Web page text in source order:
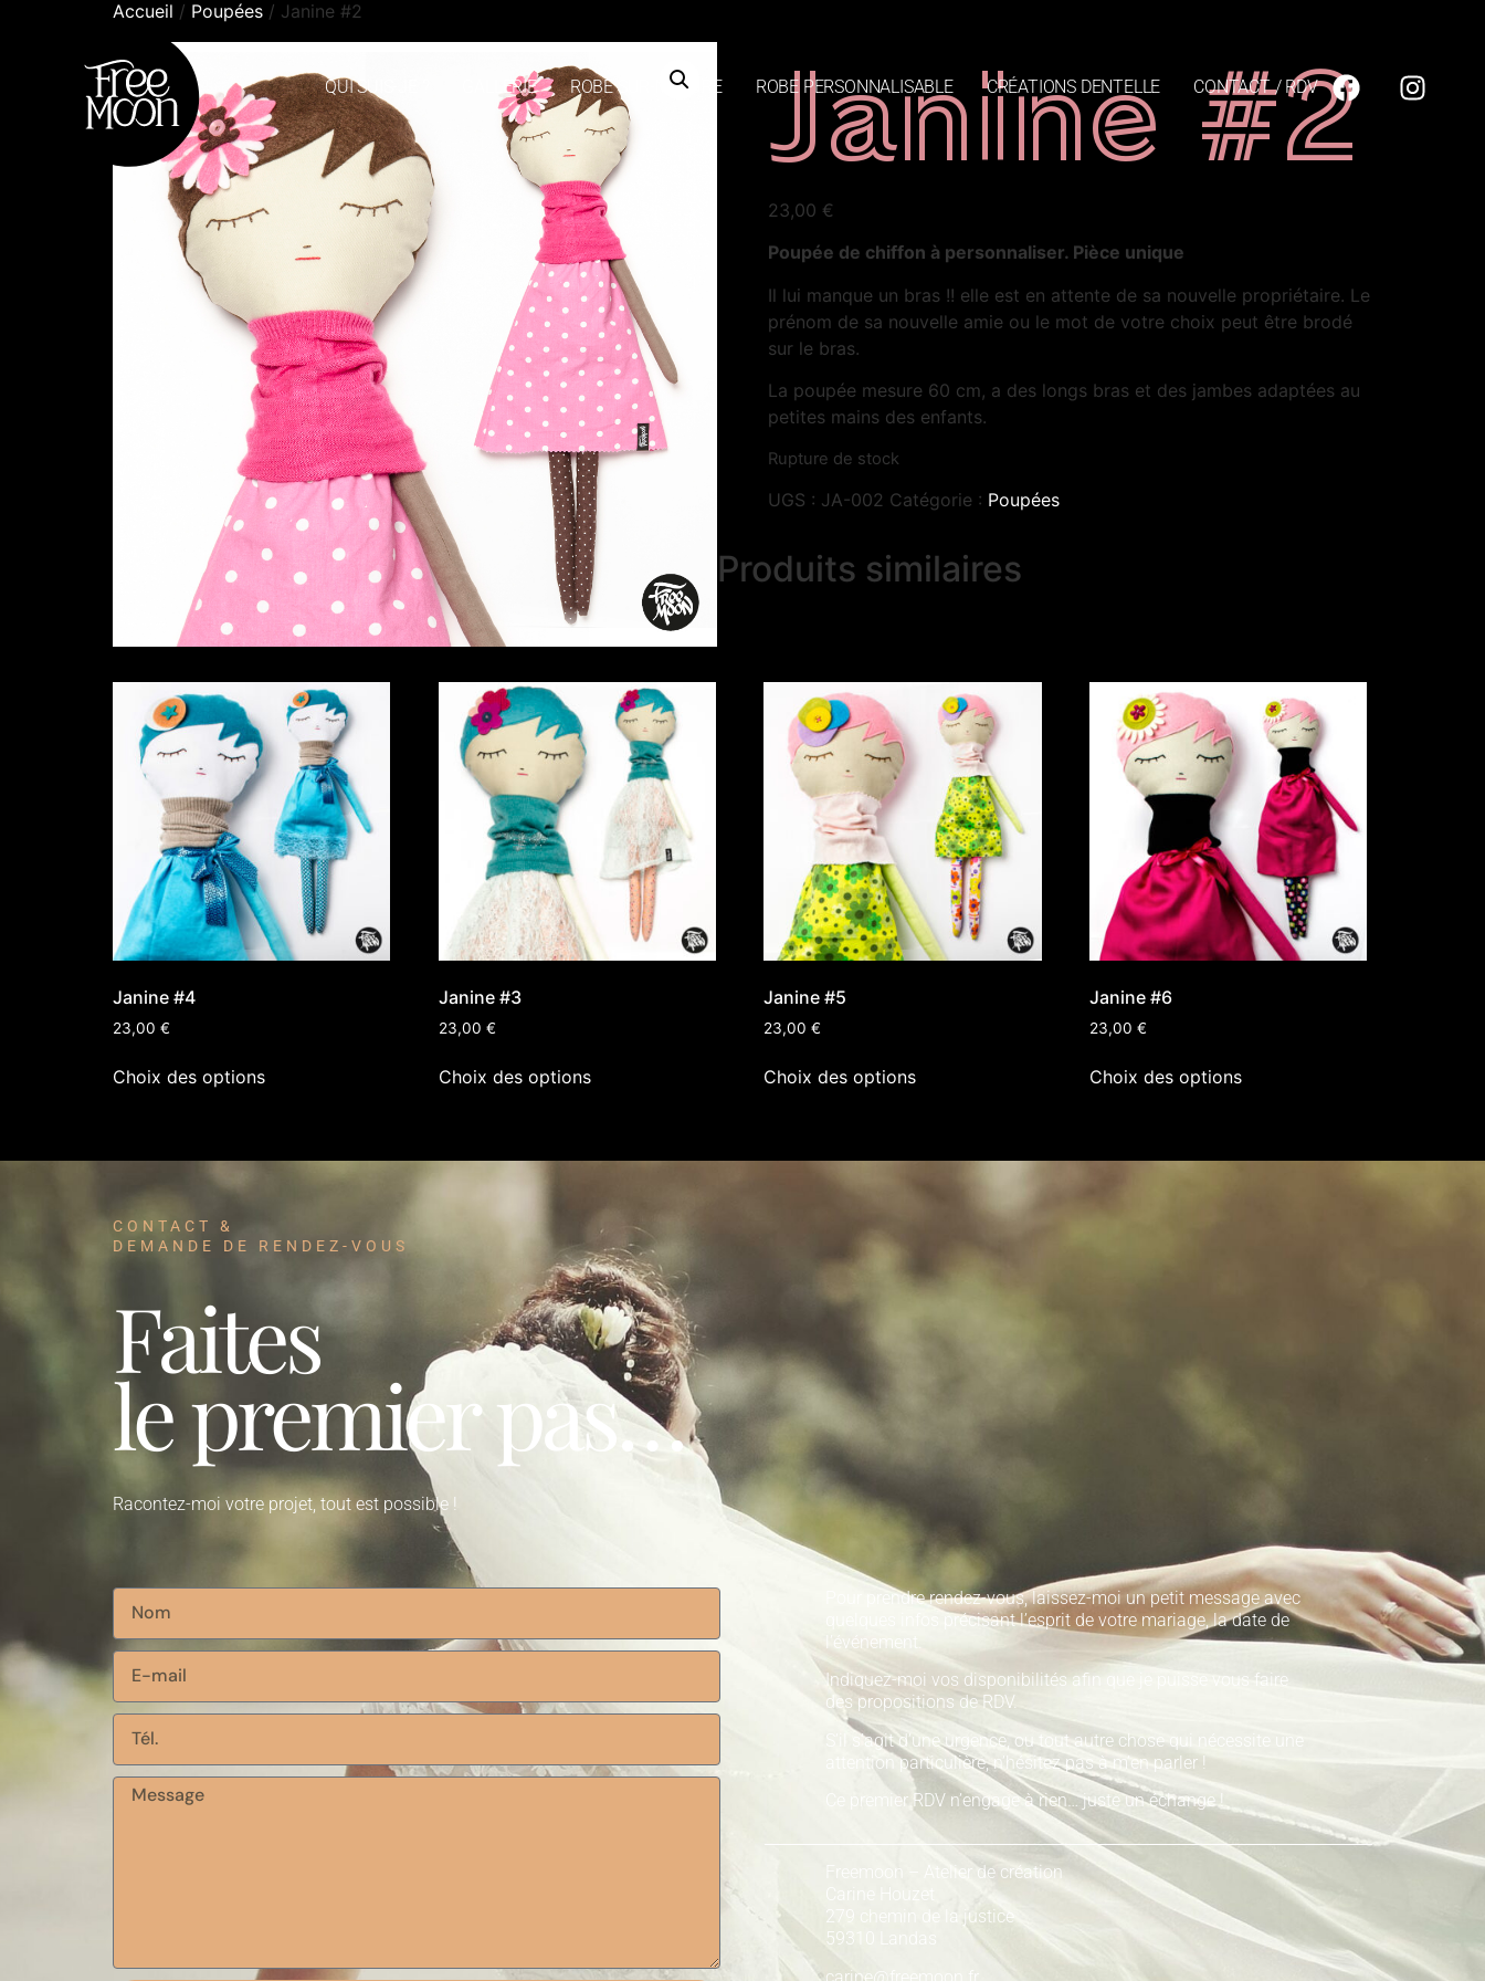
QUI SUIS-JE ? GALLERIE ROBE SUR-MESURE ROBE PERSONNALISABLE CRÉATIONS DENTELLE CONTACT / RDV
Accueil / Poupées / Janine #2
Janine #2
23,00 €
Poupée de chiffon à personnaliser. Pièce unique
Il lui manque un bras !! elle est en attente de sa nouvelle propriétaire. Le
prénom de sa nouvelle amie ou le mot de votre choix peut être brodé
sur le bras.
La poupée mesure 60 cm, a des longs bras et des jambes adaptées au
petites mains des enfants.
Rupture de stock
UGS : JA-002 Catégorie : Poupées
Produits similaires
Janine #4
23,00 €
Choix des options
Janine #3
23,00 €
Choix des options
Janine #5
23,00€
Choix des options
Janine #6
23,00€
Choix des options
CONTACT &
DEMANDE DE RENDEZ-VOUS
Faites
le premier pas…
Racontez-moi votre projet, tout est possible !
Pour prendre rendez-vous, laissez-moi un petit message avec
quelques infos précisant l’esprit de votre mariage, la date de
l’événement.
Indiquez-moi vos disponibilités afin que je puisse vous faire
des propositions de RDV.
S’il s’agit d’une urgence, ou tout autre chose qui nécessite une
attention particulière, n’hésitez pas à m’en parler !
Ce premier RDV n’engage à rien… juste un échange !
Freemoon – Atelier de création
Carine Houzet
279 chemin de la justice
59310 Landas